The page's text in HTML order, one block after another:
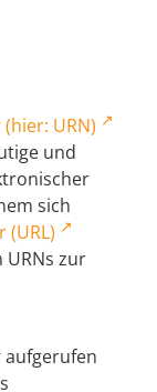
URN)
und
sich
(URL)
zur
aufgerufen